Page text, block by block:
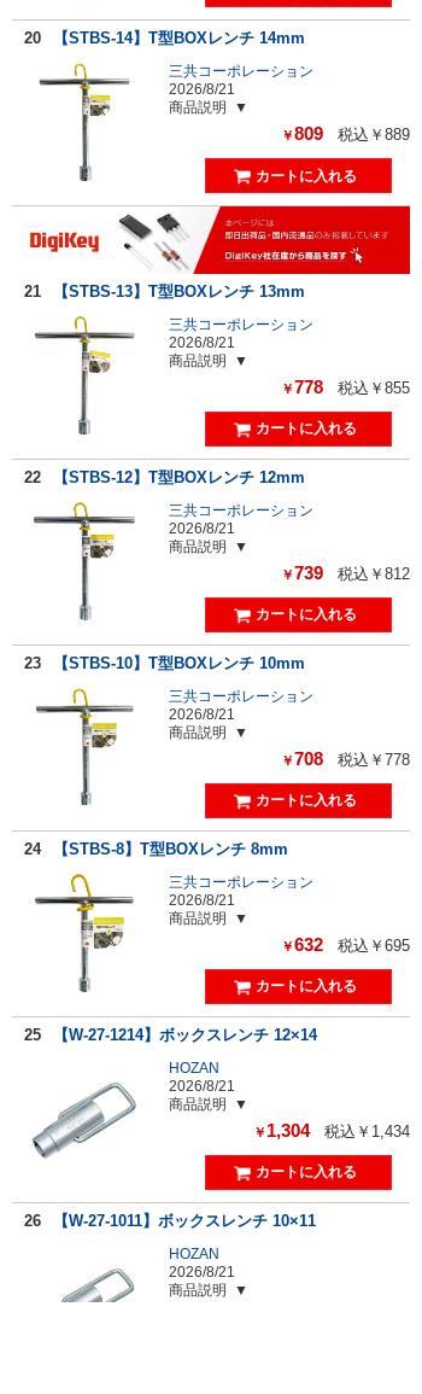
20 【STBS-14】T型BOXレンチ 14mm
三共コーポレーション
2026/8/21
商品説明
￥809 税込￥889
21 【STBS-13】T型BOXレンチ 13mm
三共コーポレーション
2026/8/21
商品説明
￥778 税込￥855
22 【STBS-12】T型BOXレンチ 12mm
三共コーポレーション
2026/8/21
商品説明
￥739 税込￥812
23 【STBS-10】T型BOXレンチ 10mm
三共コーポレーション
2026/8/21
商品説明
￥708 税込￥778
24 【STBS-8】T型BOXレンチ 8mm
三共コーポレーション
2026/8/21
商品説明
￥632 税込￥695
25 【W-27-1214】ボックスレンチ 12×14
HOZAN
2026/8/21
商品説明
￥ 1,304 税込￥1,434
26 【W-27-1011】ボックスレンチ 10×11
HOZAN
2026/8/21
商品説明